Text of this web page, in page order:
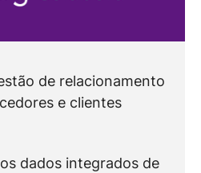
de relacionamento
e clientes
dados integrados de